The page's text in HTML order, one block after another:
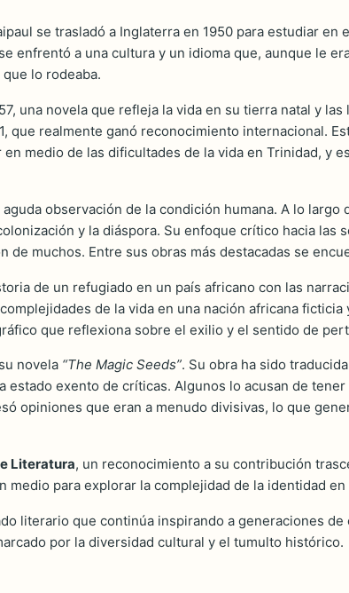
se trasladó a Inglaterra en 1950 para estudiar en
enfrentó a una cultura y un idioma que, aunque le
lo rodeaba.
una novela que refleja la vida en su tierra natal y
que realmente ganó reconocimiento internacional.
medio de las dificultades de la vida en Trinidad, y
observación de la condición humana. A lo
y la diáspora. Su enfoque crítico hacia
muchos. Entre sus obras más destacadas se
de un refugiado en un país africano con las
de la vida en una nación africana
que reflexiona sobre el exilio y el sentido de
novela “The Magic Seeds”. Su obra ha sido
exento de críticas. Algunos lo acusan de
opiniones que eran a menudo divisivas, lo que
Literatura, un reconocimiento a su contribución
para explorar la complejidad de la identidad
literario que continúa inspirando a generaciones
por la diversidad cultural y el tumulto histórico.